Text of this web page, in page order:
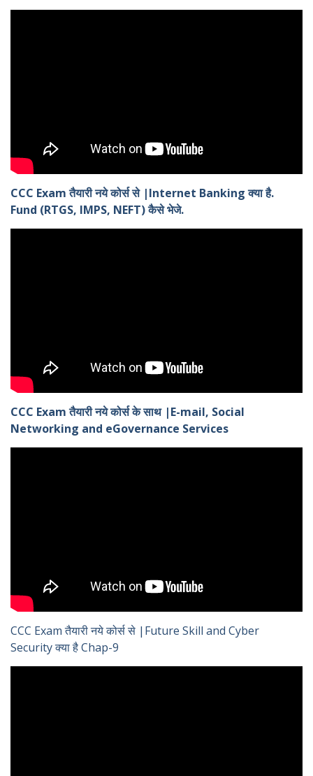
CCC Exam तैयारी नये कोर्स से |Internet Banking क्या है.
Fund (RTGS, IMPS, NEFT) कैसे भेजे.
CCC Exam तैयारी नये कोर्स के साथ |E-mail, Social
Networking and eGovernance Services
CCC Exam तैयारी नये कोर्स से |Future Skill and Cyber
Security क्या है Chap-9